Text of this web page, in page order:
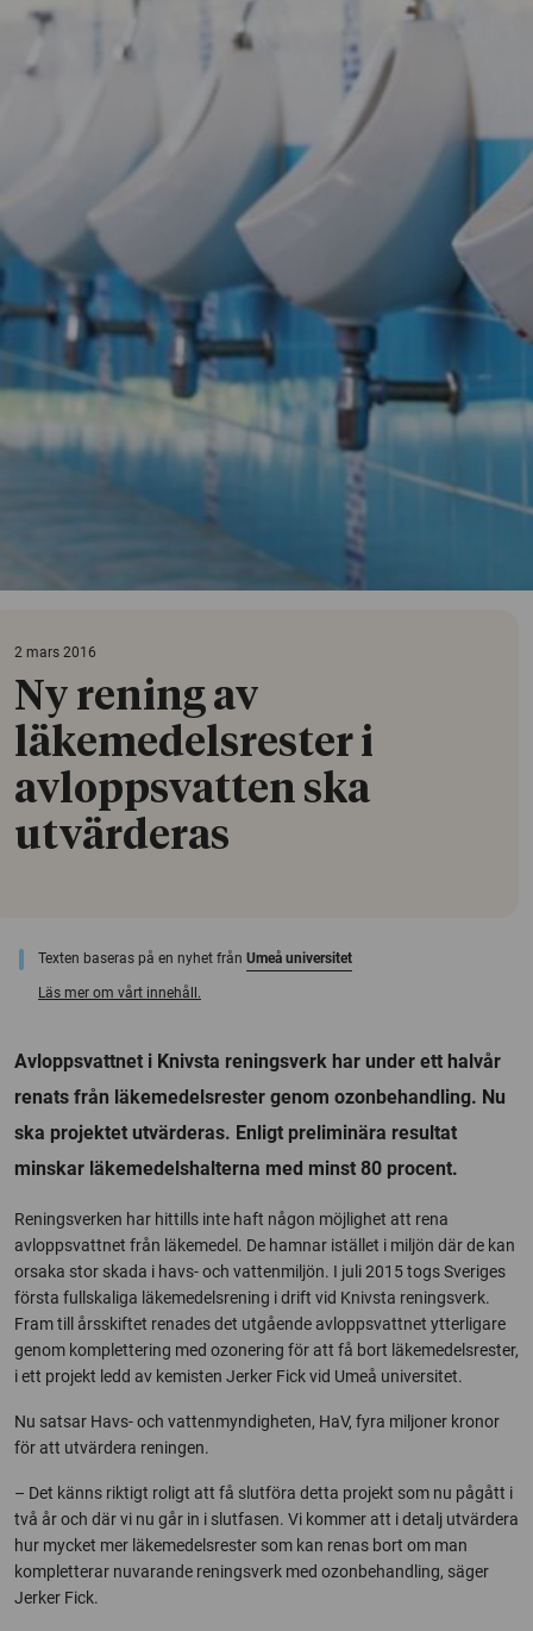
2 mars 2016
Ny rening av
läkemedelsrester i
avloppsvatten ska
utvärderas
Texten baseras på en nyhet från Umeå universitet
Läs mer om vårt innehåll.
Avloppsvattnet i Knivsta reningsverk har under ett halvår
renats från läkemedelsrester genom ozonbehandling. Nu
ska projektet utvärderas. Enligt preliminära resultat
minskar läkemedelshalterna med minst 80 procent.
Reningsverken har hittills inte haft någon möjlighet att rena
avloppsvattnet från läkemedel. De hamnar istället i miljön där de kan
orsaka stor skada i havs- och vattenmiljön. I juli 2015 togs Sveriges
första fullskaliga läkemedelsrening i drift vid Knivsta reningsverk.
Fram till årsskiftet renades det utgående avloppsvattnet ytterligare
genom komplettering med ozonering för att få bort läkemedelsrester,
i ett projekt ledd av kemisten Jerker Fick vid Umeå universitet.
Nu satsar Havs- och vattenmyndigheten, HaV, fyra miljoner kronor
för att utvärdera reningen.
– Det känns riktigt roligt att få slutföra detta projekt som nu pågått i
två år och där vi nu går in i slutfasen. Vi kommer att i detalj utvärdera
hur mycket mer läkemedelsrester som kan renas bort om man
kompletterar nuvarande reningsverk med ozonbehandling, säger
Jerker Fick.